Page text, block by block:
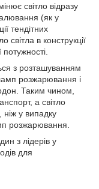
світло відразу
(як у
тендітних
в конструкції
з розташуванням
розжарювання і
Таким чином,
а світло
ніж у випадку
розжарювання.
з лідерів у
для